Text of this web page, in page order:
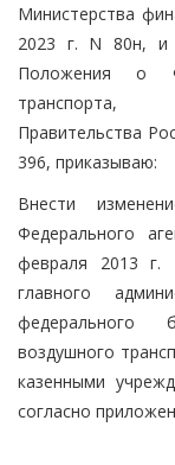
Министерства
2023 г. N 80н, и
Положения о
транспорта,
Правительства
396, приказываю:
Внести
Федерального
февраля 2013
главного
федерального
воздушного
казенными
согласно